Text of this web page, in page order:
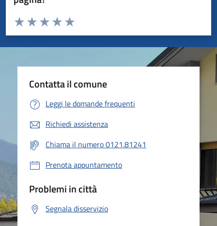
Valuta da 1 a 5 stelle la pagina
Valuta 5 stelle su 5
Valuta 4 stelle su 5
Valuta 3 stelle su 5
Valuta 2 stelle su 5
Valuta 1 stelle su 5
Contatta il comune
Leggi le domande frequenti
Richiedi assistenza
Chiama il numero 0121.81241
Prenota appuntamento
Problemi in città
Segnala disservizio